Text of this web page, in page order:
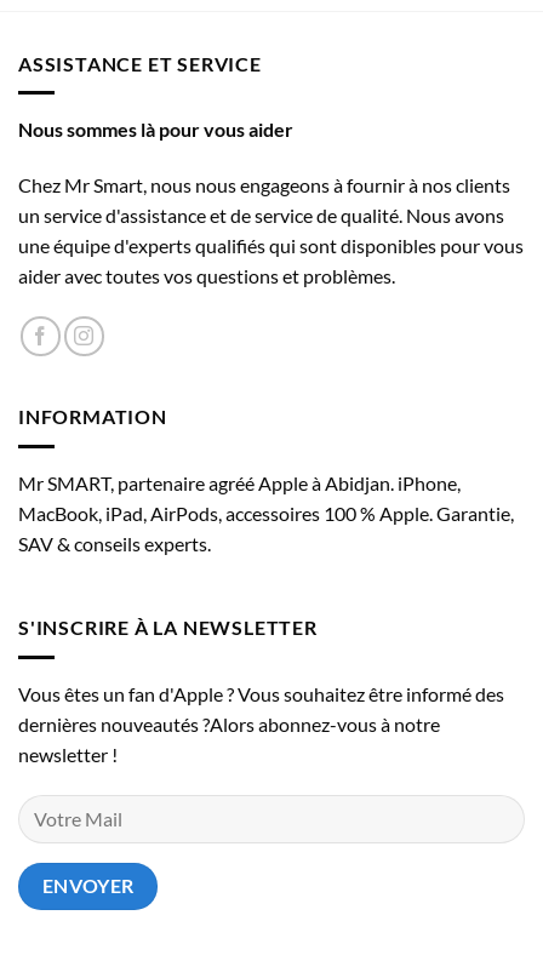
ASSISTANCE ET SERVICE
Nous sommes là pour vous aider
Chez Mr Smart, nous nous engageons à fournir à nos clients
un service d'assistance et de service de qualité. Nous avons
une équipe d'experts qualifiés qui sont disponibles pour vous
aider avec toutes vos questions et problèmes.
INFORMATION
Mr SMART, partenaire agréé Apple à Abidjan. iPhone,
MacBook, iPad, AirPods, accessoires 100 % Apple. Garantie,
SAV & conseils experts.
S'INSCRIRE À LA NEWSLETTER
Vous êtes un fan d'Apple ? Vous souhaitez être informé des
dernières nouveautés ?Alors abonnez-vous à notre
newsletter !